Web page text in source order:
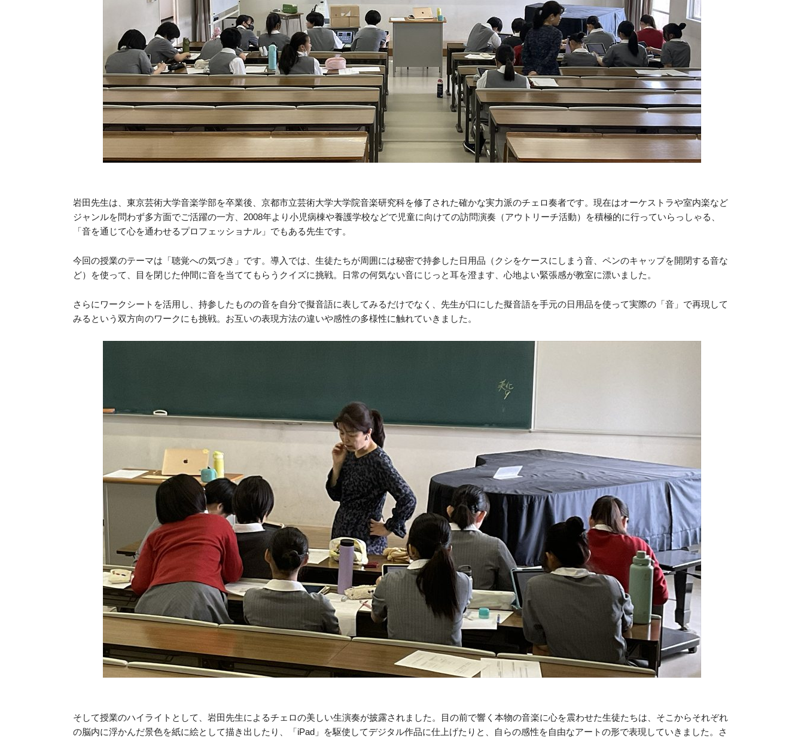
岩田先生は、東京芸術大学音楽学部を卒業後、京都市立芸術大学大学院音楽研究科を修了された確かな実力派のチェロ奏者です。現在はオーケストラや室内楽など
ジャンルを問わず多方面でご活躍の一方、2008年より小児病棟や養護学校などで児童に向けての訪問演奏（アウトリーチ活動）を積極的に行っていらっしゃる、
「音を通じて心を通わせるプロフェッショナル」でもある先生です。
今回の授業のテーマは「聴覚への気づき」です。導入では、生徒たちが周囲には秘密で持参した日用品（クシをケースにしまう音、ペンのキャップを開閉する音な
ど）を使って、目を閉じた仲間に音を当ててもらうクイズに挑戦。日常の何気ない音にじっと耳を澄ます、心地よい緊張感が教室に漂いました。
さらにワークシートを活用し、持参したものの音を自分で擬音語に表してみるだけでなく、先生が口にした擬音語を手元の日用品を使って実際の「音」で再現して
みるという双方向のワークにも挑戦。お互いの表現方法の違いや感性の多様性に触れていきました。
そして授業のハイライトとして、岩田先生によるチェロの美しい生演奏が披露されました。目の前で響く本物の音楽に心を震わせた生徒たちは、そこからそれぞれ
の脳内に浮かんだ景色を紙に絵として描き出したり、「iPad」を駆使してデジタル作品に仕上げたりと、自らの感性を自由なアートの形で表現していきました。さ